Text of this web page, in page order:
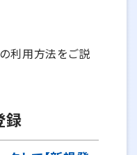
利用方法をご説
録